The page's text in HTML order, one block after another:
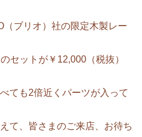
ブリオ）社の限定木製レー
セットが￥12,000（税抜）
ても2倍近くパーツが入って
て、皆さまのご来店、お待ち